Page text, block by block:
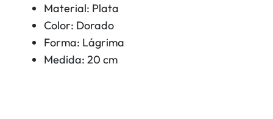
Material: Plata
Color: Dorado
Forma: Lágrima
Medida: 20 cm